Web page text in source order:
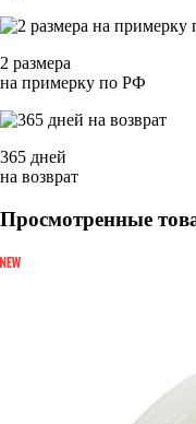
2 размера
на примерку по РФ
365 дней
на возврат
Просмотренные